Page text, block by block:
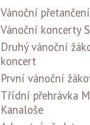
Vánoční přetančení
Vánoční koncerty
Druhý vánoční
koncert
První vánoční
Třídní přehrávka
Kanaloše